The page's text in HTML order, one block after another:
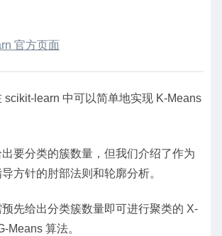
官方页面
learn 中可以简单地实现 K-Means
要分类的簇数量，但我们介绍了作为
方针的肘部法则和轮廓分析。
先给出分类簇数量即可进行聚类的 X-
Means 算法。